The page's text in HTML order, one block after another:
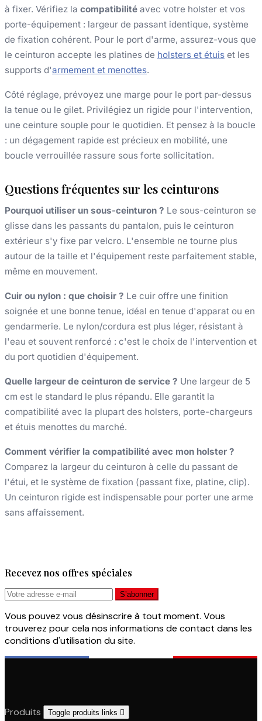
à fixer. Vérifiez la compatibilité avec votre holster et vos
porte-équipement : largeur de passant identique, système
de fixation cohérent. Pour le port d'arme, assurez-vous que
le ceinturon accepte les platines de holsters et étuis et les
supports d'armement et menottes.
Côté réglage, prévoyez une marge pour le port par-dessus
la tenue ou le gilet. Privilégiez un rigide pour l'intervention,
une ceinture souple pour le quotidien. Et pensez à la boucle
: un dégagement rapide est précieux en mobilité, une
boucle verrouillée rassure sous forte sollicitation.
Questions fréquentes sur les ceinturons
Pourquoi utiliser un sous-ceinturon ? Le sous-ceinturon se
glisse dans les passants du pantalon, puis le ceinturon
extérieur s'y fixe par velcro. L'ensemble ne tourne plus
autour de la taille et l'équipement reste parfaitement stable,
même en mouvement.
Cuir ou nylon : que choisir ? Le cuir offre une finition
soignée et une bonne tenue, idéal en tenue d'apparat ou en
gendarmerie. Le nylon/cordura est plus léger, résistant à
l'eau et souvent renforcé : c'est le choix de l'intervention et
du port quotidien d'équipement.
Quelle largeur de ceinturon de service ? Une largeur de 5
cm est le standard le plus répandu. Elle garantit la
compatibilité avec la plupart des holsters, porte-chargeurs
et étuis menottes du marché.
Comment vérifier la compatibilité avec mon holster ?
Comparez la largeur du ceinturon à celle du passant de
l'étui, et le système de fixation (passant fixe, platine, clip).
Un ceinturon rigide est indispensable pour porter une arme
sans affaissement.
Recevez nos offres spéciales
Vous pouvez vous désinscrire à tout moment. Vous
trouverez pour cela nos informations de contact dans les
conditions d'utilisation du site.
Produits Toggle produits links 